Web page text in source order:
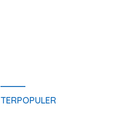
TERPOPULER